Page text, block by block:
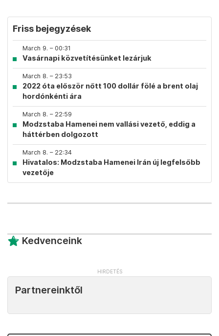
Friss bejegyzések
March 9. – 00:31
Vasárnapi közvetítésünket lezárjuk
March 8. – 23:53
2022 óta először nőtt 100 dollár fölé a brent olaj
hordónkénti ára
March 8. – 22:59
Modzstaba Hamenei nem vallási vezető, eddig a
háttérben dolgozott
March 8. – 22:34
Hivatalos: Modzstaba Hamenei Irán új legfelsőbb
vezetője
Kedvenceink
Partnereinktől